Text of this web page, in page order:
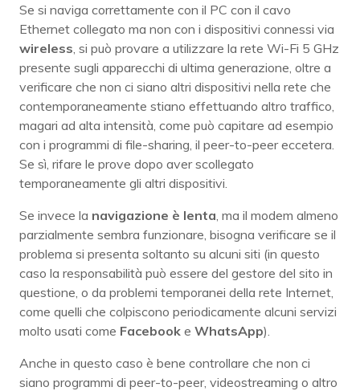
Se si naviga correttamente con il PC con il cavo
Ethernet collegato ma non con i dispositivi connessi via
wireless , si può provare a utilizzare la rete Wi-Fi 5 GHz
presente sugli apparecchi di ultima generazione, oltre a
verificare che non ci siano altri dispositivi nella rete che
contemporaneamente stiano effettuando altro traffico,
magari ad alta intensità, come può capitare ad esempio
con i programmi di file-sharing, il peer-to-peer eccetera.
Se sì, rifare le prove dopo aver scollegato
temporaneamente gli altri dispositivi.
Se invece la navigazione è lenta , ma il modem almeno
parzialmente sembra funzionare, bisogna verificare se il
problema si presenta soltanto su alcuni siti (in questo
caso la responsabilità può essere del gestore del sito in
questione, o da problemi temporanei della rete Internet,
come quelli che colpiscono periodicamente alcuni servizi
molto usati come Facebook e WhatsApp).
Anche in questo caso è bene controllare che non ci
siano programmi di peer-to-peer, videostreaming o altro